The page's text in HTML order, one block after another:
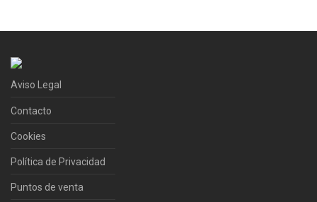
Aviso Legal
Contacto
Cookies
Política de Privacidad
Puntos de venta